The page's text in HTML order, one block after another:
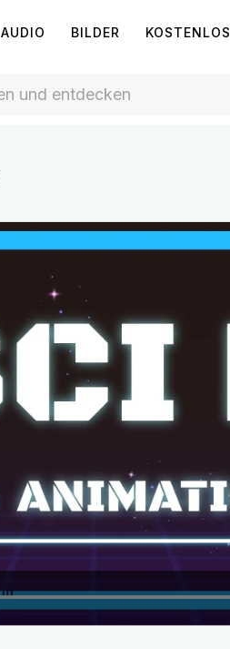
AUDIO BILDER KOSTENLOS